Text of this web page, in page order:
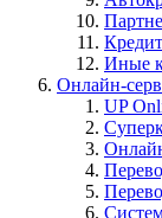
Иные
Онлайн-
UP